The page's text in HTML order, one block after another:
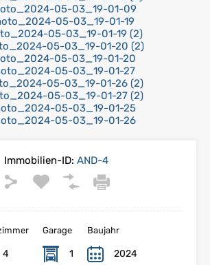
Immobilien-ID: AND-4
4
Garage
1
Baujahr
2024